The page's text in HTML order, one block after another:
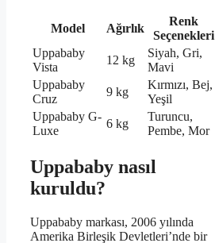
Model Ağırlık
Renk
Seçenekleri
Uppababy
Vista
12 kg
Siyah, Gri,
Mavi
Uppababy
Cruz
9 kg
Kırmızı, Bej,
Yeşil
Uppababy G-
Luxe
6 kg
Turuncu,
Pembe, Mor
Uppababy nasıl
kuruldu?
Uppababy markası, 2006 yılında
Amerika Birleşik Devletleri’nde bir